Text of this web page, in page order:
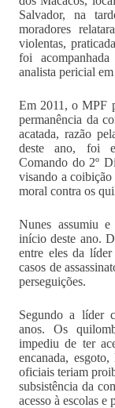
Salvador, na
moradores
violentas,
foi
analista pericial
Em 2011, o MPF
permanência da
acatada, razão
deste ano, foi
Comando do 2º
visando a
moral contra os
Nunes assumiu
início deste ano.
entre eles da
casos de
perseguições.
Segundo a líder
anos. Os
impediu de ter
encanada,
oficiais teriam
subsistência da
acesso à escolas e